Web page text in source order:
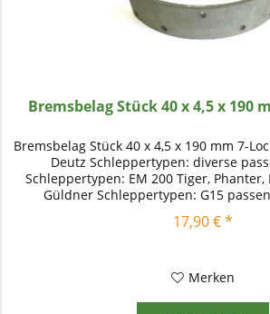
Bremsbelag Stück 40 x 4,5 x 190
Bremsbelag Stück 40 x 4,5 x 190 mm 7-
Deutz Schleppertypen: diverse
Schleppertypen: EM 200 Tiger, Phanter,
Güldner Schleppertypen: G15
Schleppertypen:...
17,90 € *
Merken